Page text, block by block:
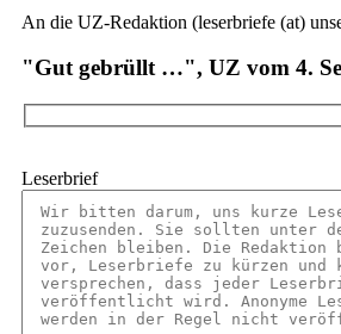
An die UZ-Redaktion (leserbriefe (at)
"Gut gebrüllt …", UZ vom 4.
Leserbrief